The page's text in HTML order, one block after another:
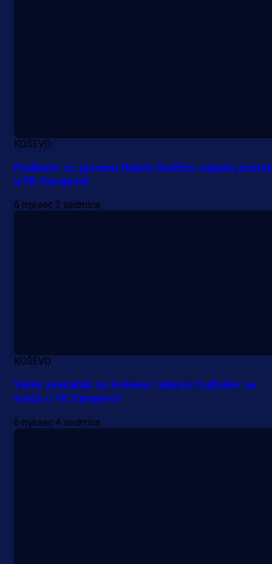
KOŠEVO
Fudbaler uz pjesmu Halida Bešlića najavio
u FK Sarajevo!
6 mjesec 3 sedmica
KOŠEVO
Veliki povratak na Koševo: Iskusni fudbaler se
vraća u FK Sarajevo?
6 mjesec 4 sedmica